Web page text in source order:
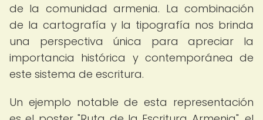
de la comunidad armenia. La combinación
de la cartografía y la tipografía nos brinda
una perspectiva única para apreciar la
importancia histórica y contemporánea de
este sistema de escritura.
Un ejemplo notable de esta representación